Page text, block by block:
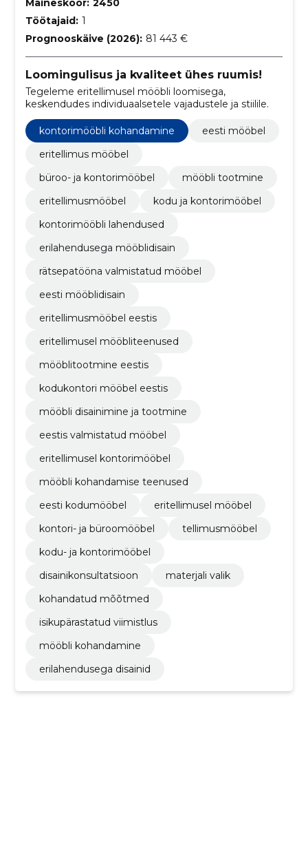
Maineskoor: 2450
Töötajaid: 1
Prognooskäive (2026): 81 443 €
Loomingulisus ja kvaliteet ühes ruumis!
Tegeleme eritellimusel mööbli loomisega,
keskendudes individuaalsetele vajadustele ja stiilile.
kontorimööbli kohandamine
eesti mööbel
eritellimus mööbel
büroo- ja kontorimööbel
mööbli tootmine
eritellimusmööbel
kodu ja kontorimööbel
kontorimööbli lahendused
erilahendusega mööblidisain
rätsepatööna valmistatud mööbel
eesti mööblidisain
eritellimusmööbel eestis
eritellimusel mööbliteenused
mööblitootmine eestis
kodukontori mööbel eestis
mööbli disainimine ja tootmine
eestis valmistatud mööbel
eritellimusel kontorimööbel
mööbli kohandamise teenused
eesti kodumööbel
eritellimusel mööbel
kontori- ja büroomööbel
tellimusmööbel
kodu- ja kontorimööbel
disainikonsultatsioon
materjali valik
kohandatud mõõtmed
isikupärastatud viimistlus
mööbli kohandamine
erilahendusega disainid